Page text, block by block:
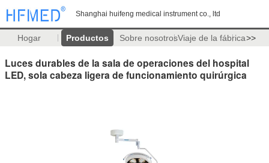
Shanghai huifeng medical instrument co., ltd
Hogar Productos Sobre nosotrosViaje de la fábrica>>
Luces durables de la sala de operaciones del hospital
LED, sola cabeza ligera de funcionamiento quirúrgica